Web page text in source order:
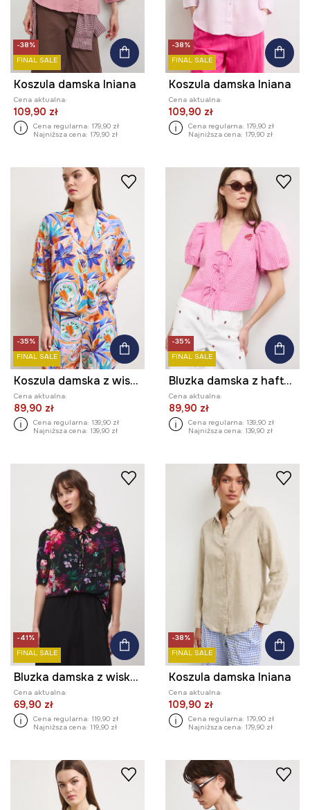
-38%
FINAL SALE
Koszula damska lniana
Cena aktualna:
109,90 zł
Cena regularna: 179,90 zł
Najniższa cena: 179,90 zł
-38%
FINAL SALE
Koszula damska lniana
Cena aktualna:
109,90 zł
Cena regularna: 179,90 zł
Najniższa cena: 179,90 zł
-35%
FINAL SALE
Koszula damska z wiskozą
Cena aktualna:
89,90 zł
Cena regularna: 139,90 zł
Najniższa cena: 139,90 zł
-35%
FINAL SALE
Bluzka damska z haftem w kratkę
Cena aktualna:
89,90 zł
Cena regularna: 139,90 zł
Najniższa cena: 139,90 zł
-41%
FINAL SALE
Bluzka damska z wiskozy w kwiaty
Cena aktualna:
69,90 zł
Cena regularna: 119,90 zł
Najniższa cena: 119,90 zł
-38%
FINAL SALE
Koszula damska lniana
Cena aktualna:
109,90 zł
Cena regularna: 179,90 zł
Najniższa cena: 179,90 zł